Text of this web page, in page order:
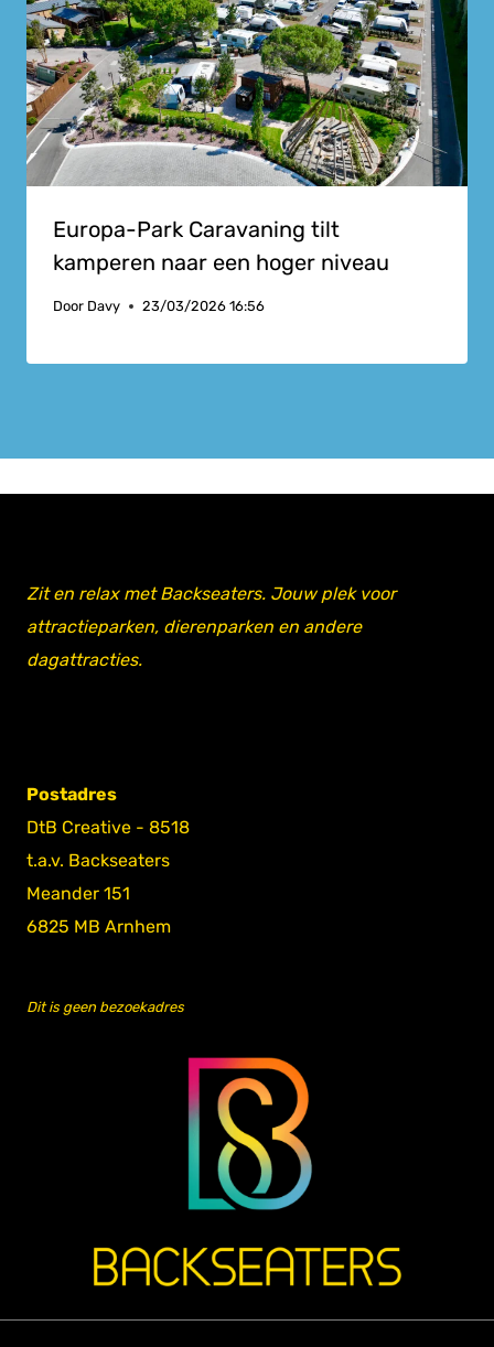
Europa-Park Caravaning tilt
kamperen naar een hoger niveau
Door Davy 23/03/2026 16:56
Zit en relax met Backseaters. Jouw plek voor
attractieparken, dierenparken en andere
dagattracties.
Postadres
DtB Creative - 8518
t.a.v. Backseaters
Meander 151
6825 MB Arnhem
Dit is geen bezoekadres